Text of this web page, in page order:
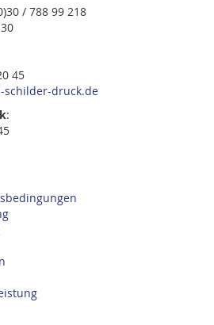
/ 788 99 218
45
schilder-druck.de
: